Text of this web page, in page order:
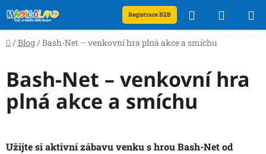
na
obsah
Registrace B2B Hledat
KOŠÍK
Domů
/ Blog / Bash-Net – venkovní hra plná akce a smíchu
Bash-Net – venkovní hra
plná akce a smíchu
Užijte si aktivní zábavu venku s hrou Bash-Net od